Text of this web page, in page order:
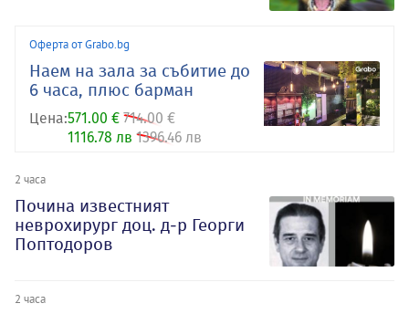
Оферта от Grabo.bg
Наем на зала за събитие до
6 часа, плюс барман
Цена:571.00 € 714.00 €
1116.78 лв 1396.46 лв
2 часа
Почина известният
неврохирург доц. д-р Георги
Поптодоров
2 часа